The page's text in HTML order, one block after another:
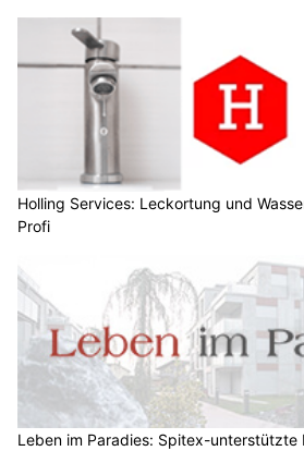
Holling Services: Leckortung und
Profi
Leben im Paradies: Spitex-unterstützte